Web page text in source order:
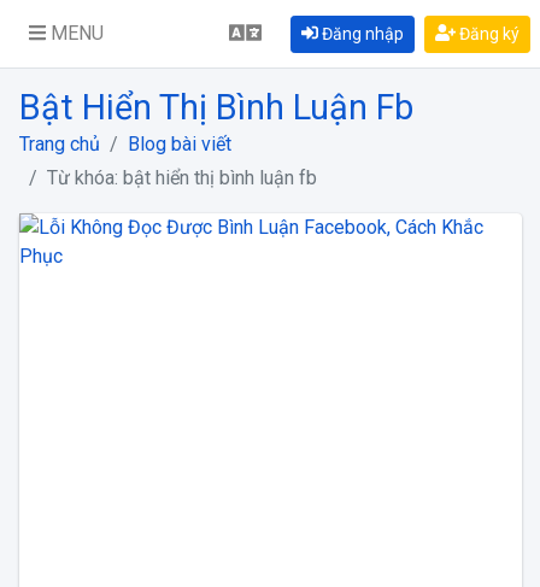
MENU Đăng nhập Đăng ký
Bật Hiển Thị Bình Luận Fb
Trang chủ
Blog bài viết
Từ khóa: bật hiển thị bình luận fb